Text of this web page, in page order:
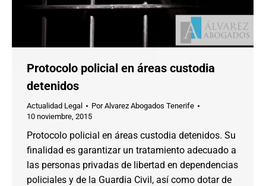
Protocolo policial en áreas custodia
detenidos
Actualidad Legal PorAlvarez Abogados Tenerife
10 noviembre, 2015
Protocolo policial en áreas custodia detenidos. Su
finalidad es garantizar un tratamiento adecuado a
las personas privadas de libertad en dependencias
policiales y de la Guardia Civil, así como dotar de